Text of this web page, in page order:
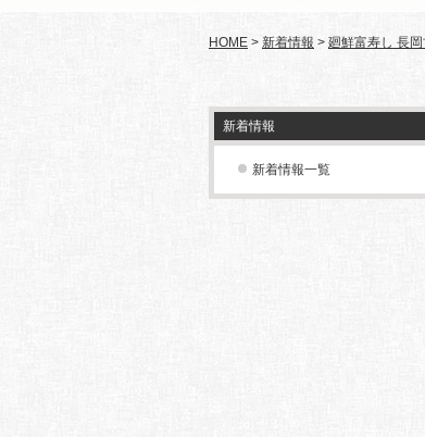
HOME > 新着情報 > 廻鮮富寿し 長
新着情報
新着情報一覧